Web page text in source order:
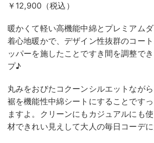
￥12,900（税込）
暖かくて軽い高機能中綿とプレミアム
着心地暖かで、デザイン性抜群のコー
ッパーを施したことですき間を調整で
プ♪
丸みをおびたコクーンシルエットなが
裾を機能性中綿シートにすることです
ますよ。クリーンにもカジュアルにも
材できれい見えして大人の毎日コーデに